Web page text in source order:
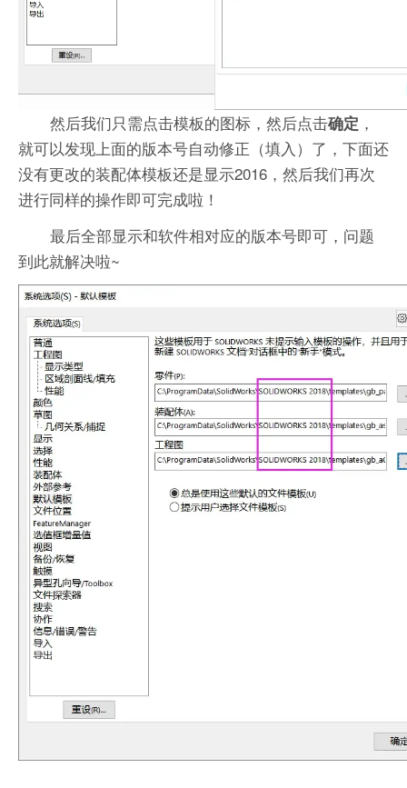
然后我们只需点击模板的图标，然后点击确定 ，
就可以发现上面的版本号自动修正（填入）了，下面还
没有更改的装配体模板还是显示2016，然后我们再次
进行同样的操作即可完成啦！
最后全部显示和软件相对应的版本号即可，问题
到此就解决啦~